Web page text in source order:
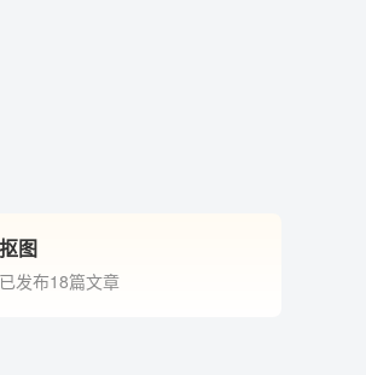
抠图
已发布18篇文章